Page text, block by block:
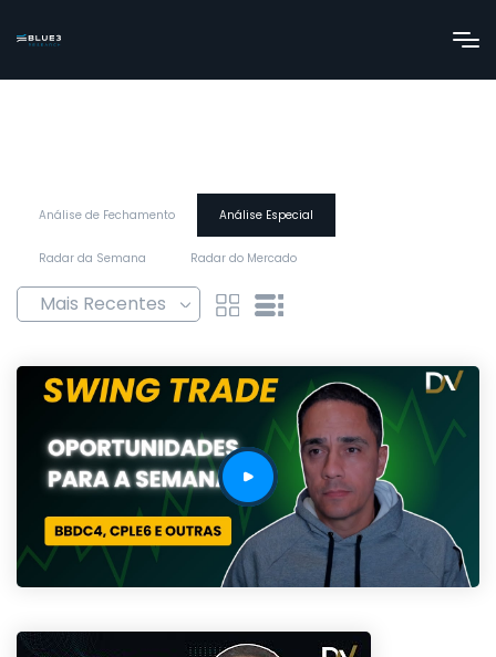
Análise de Fechamento Análise Especial
Radar da Semana Radar do Mercado